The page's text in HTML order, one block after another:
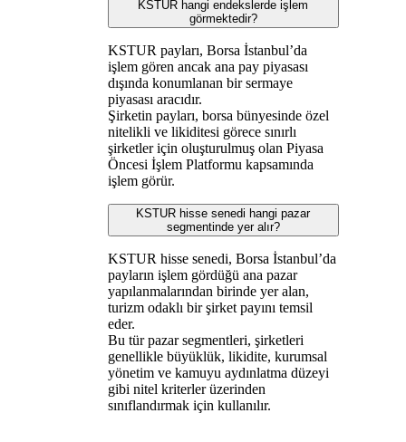
KSTUR hangi endekslerde işlem
görmektedir?
KSTUR payları, Borsa İstanbul’da
işlem gören ancak ana pay piyasası
dışında konumlanan bir sermaye
piyasası aracıdır.
Şirketin payları, borsa bünyesinde özel
nitelikli ve likiditesi görece sınırlı
şirketler için oluşturulmuş olan Piyasa
Öncesi İşlem Platformu kapsamında
işlem görür.
KSTUR hisse senedi hangi pazar
segmentinde yer alır?
KSTUR hisse senedi, Borsa İstanbul’da
payların işlem gördüğü ana pazar
yapılanmalarından birinde yer alan,
turizm odaklı bir şirket payını temsil
eder.
Bu tür pazar segmentleri, şirketleri
genellikle büyüklük, likidite, kurumsal
yönetim ve kamuyu aydınlatma düzeyi
gibi nitel kriterler üzerinden
sınıflandırmak için kullanılır.